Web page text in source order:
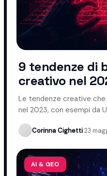
9 tendenze di
creativo nel
Le tendenze creative che
nel 2023, con esempi da
Coca-Cola.
Corinna Cighetti·23
AI & GEO